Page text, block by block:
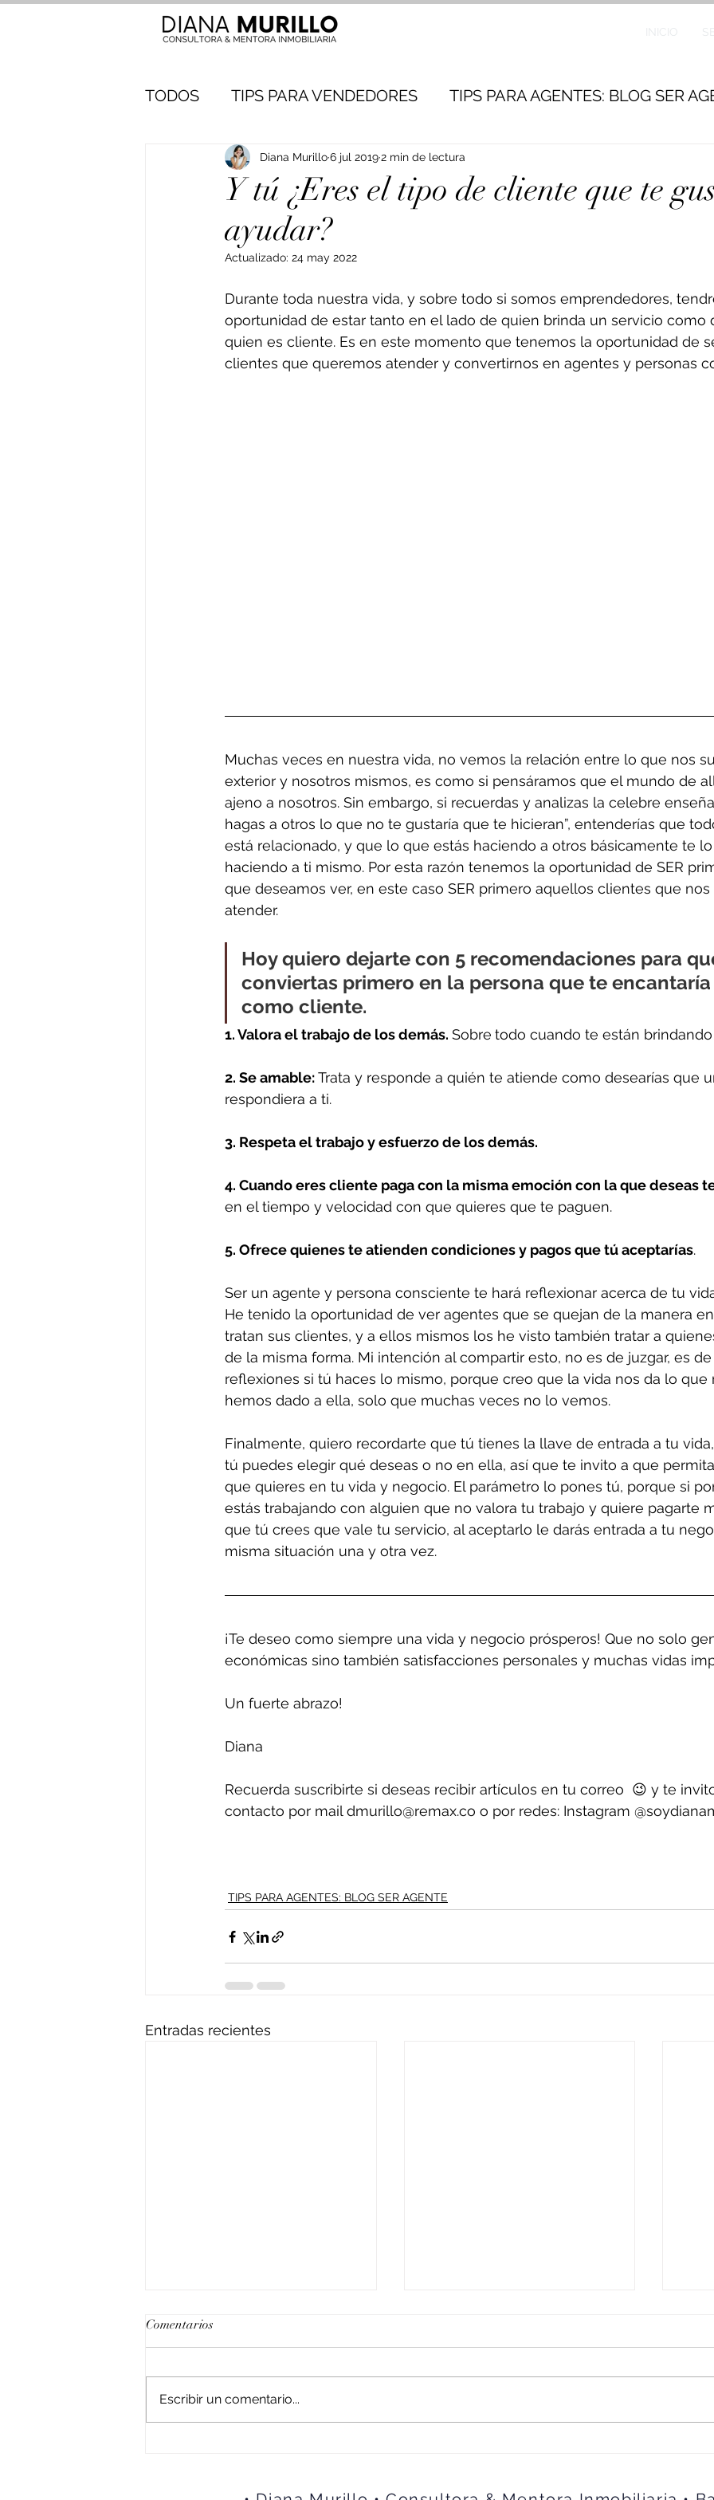
INICIO
TODOS TIPS PARA VENDEDORES TIPS PARA AGENTES: BLOG SER
Y tú ¿Eres el tipo de cliente que te
ayudar?
Diana Murillo6 jul 20192 min de lectura
Actualizado: 24 may 2022
Durante toda nuestra vida, y sobre todo si somos emprendedores,
oportunidad de estar tanto en el lado de quien brinda un servicio como
quien es cliente. Es en este momento que tenemos la oportunidad de
clientes que queremos atender y convertirnos en agentes y personas
Muchas veces en nuestra vida, no vemos la relación entre lo que nos
exterior y nosotros mismos, es como si pensáramos que el mundo de
ajeno a nosotros. Sin embargo, si recuerdas y analizas la celebre
hagas a otros lo que no te gustaría que te hicieran”, entenderías que
está relacionado, y que lo que estás haciendo a otros básicamente te
haciendo a ti mismo. Por esta razón tenemos la oportunidad de SER
que deseamos ver, en este caso SER primero aquellos clientes que nos
atender.
Hoy quiero dejarte con 5 recomendaciones para
conviertas primero en la persona que te
como cliente.
1. Valora el trabajo de los demás. Sobre todo cuando te están
2. Se amable: Trata y responde a quién te atiende como desearías que
respondiera a ti.
3. Respeta el trabajo y esfuerzo de los demás.
4. Cuando eres cliente paga con la misma emoción con la que deseas
en el tiempo y velocidad con que quieres que te paguen.
5. Ofrece quienes te atienden condiciones y pagos que tú aceptarías.
Ser un agente y persona consciente te hará reflexionar acerca de tu
He tenido la oportunidad de ver agentes que se quejan de la manera
tratan sus clientes, y a ellos mismos los he visto también tratar a
de la misma forma. Mi intención al compartir esto, no es de juzgar, es
reflexiones si tú haces lo mismo, porque creo que la vida nos da lo que
hemos dado a ella, solo que muchas veces no lo vemos.
Finalmente, quiero recordarte que tú tienes la llave de entrada a tu
tú puedes elegir qué deseas o no en ella, así que te invito a que
que quieres en tu vida y negocio. El parámetro lo pones tú, porque si
estás trabajando con alguien que no valora tu trabajo y quiere pagarte
que tú crees que vale tu servicio, al aceptarlo le darás entrada a tu
misma situación una y otra vez.
¡Te deseo como siempre una vida y negocio prósperos! Que no solo
económicas sino también satisfacciones personales y muchas vidas
Un fuerte abrazo!
Diana
Recuerda suscribirte si deseas recibir artículos en tu correo  😉 y te
contacto por mail dmurillo@remax.co o por redes: Instagram
TIPS PARA AGENTES: BLOG SER AGENTE
Entradas recientes
Una
Comentarios
Escribir un comentario...